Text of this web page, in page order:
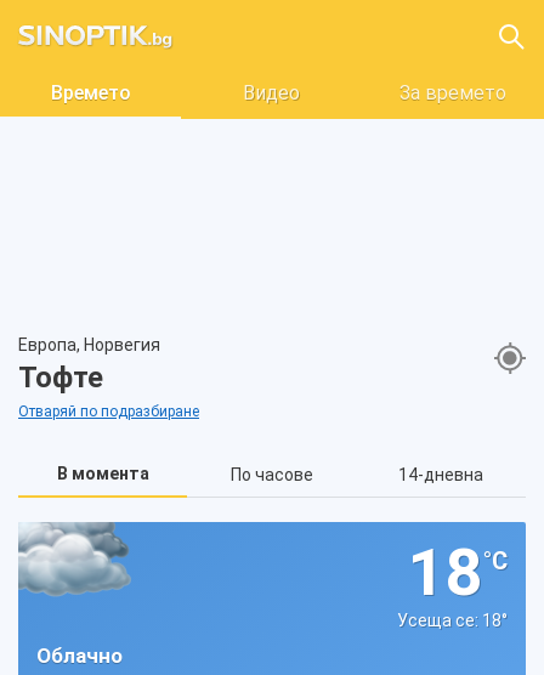
Времето Видео За времето
Европа, Норвегия
Тофте
Отваряй по подразбиране
В момента По часове 14-дневна
18°C
Усеща се: 18°
Облачно